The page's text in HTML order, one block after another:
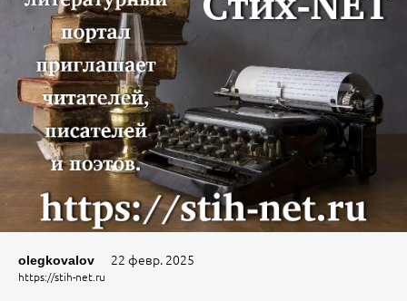
olegkovalov 22 февр. 2025
https://stih-net.ru